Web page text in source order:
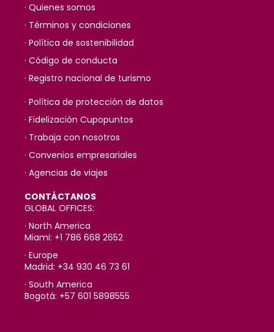
· Quienes somos
· Términos y condiciones
· Política de sostenibilidad
· Código de conducta
· Registro nacional de turismo
· Política de protección de datos
· Fidelización Cupopuntos
· Trabaja con nosotros
· Convenios empresariales
· Agencias de viajes
CONTÁCTANOS
GLOBAL OFFICES:
· North America
Miami: +1 786 668 2652
· Europe
Madrid: +34 930 46 73 61
· South America
Bogotá: +57 601 5898555